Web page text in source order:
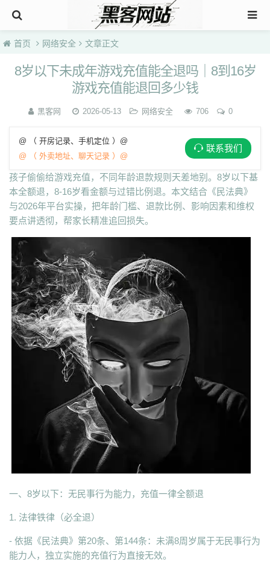
首页 网络安全 文章正文
8岁以下未成年游戏充值能全退吗｜8到16岁
游戏充值能退回多少钱
黑客网 2026-05-13 网络安全 706 0
@ （ 开房记录、手机定位 ）@
@ （ 外卖地址、聊天记录 ）@
联系我们
孩子偷偷给游戏充值，不同年龄退款规则天差地别。8岁以下基
本全额退，8-16岁看金额与过错比例退。本文结合《民法典》
与2026年平台实操，把年龄门槛、退款比例、影响因素和维权
要点讲透彻，帮家长精准追回损失。
一、8岁以下：无民事行为能力，充值一律全额退
1. 法律铁律（必全退）
- 依据《民法典》第20条、第144条：未满8周岁属于无民事行为
能力人，独立实施的充值行为直接无效。